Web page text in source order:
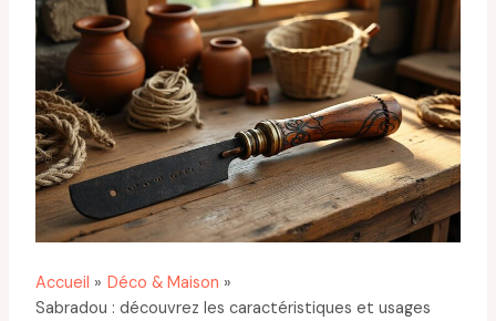
Accueil
Déco & Maison
Sabradou : découvrez les caractéristiques et usages